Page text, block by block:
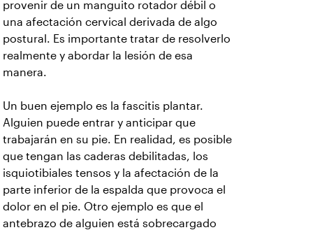
provenir de un manguito rotador débil o
una afectación cervical derivada de algo
postural. Es importante tratar de resolverlo
realmente y abordar la lesión de esa
manera.
Un buen ejemplo es la fascitis plantar.
Alguien puede entrar y anticipar que
trabajarán en su pie. En realidad, es posible
que tengan las caderas debilitadas, los
isquiotibiales tensos y la afectación de la
parte inferior de la espalda que provoca el
dolor en el pie. Otro ejemplo es que el
antebrazo de alguien está sobrecargado